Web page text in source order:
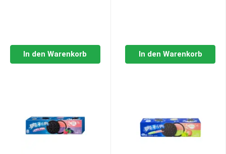
In den Warenkorb In den Warenkorb